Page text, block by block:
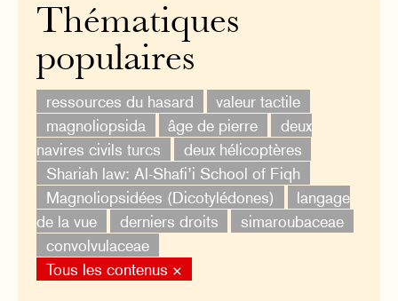
Thématiques
populaires
ressources du hasard
valeur tactile
magnoliopsida
âge de pierre
deux
navires civils turcs
deux hélicoptères
Shariah law: Al-Shafi’i School of Fiqh
Magnoliopsidées (Dicotylédones)
langage
de la vue
derniers droits
simaroubaceae
convolvulaceae
Tous les contenus ×